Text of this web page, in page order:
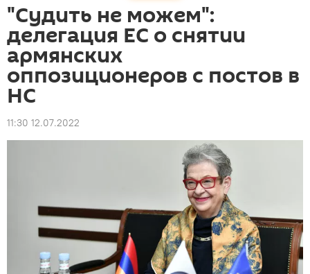
"Судить не можем":
делегация ЕС о снятии
армянских
оппозиционеров с постов в
НС
11:30 12.07.2022